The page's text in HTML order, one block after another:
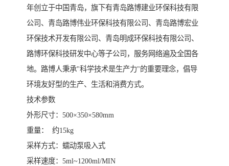
年创立于中国青岛，旗下有青岛路博建业环保科技有限
公司、青岛路博伟业环保科技有限公司、青岛路博宏业
环保技术开发有限公司、青岛明成环保科技有限公司、
路博环保科技研发中心等子公司，服务网络遍及全国各
地。路博人秉承"科学技术是生产力"的重要理念，倡导
环境友好型的生产、生活和消费方式。
技术参数
外形尺寸：500×350×580mm
重量： 约15kg
采样方式：蠕动泵吸入式
采样速度：5ml~1200ml/MIN